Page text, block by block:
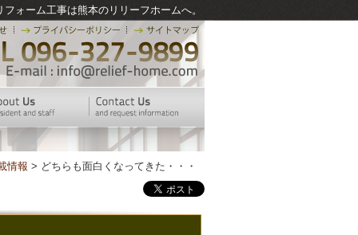
ォーム工事は熊本のリリーフホームへ。
情報 > どちらも面白くなってきた・・・